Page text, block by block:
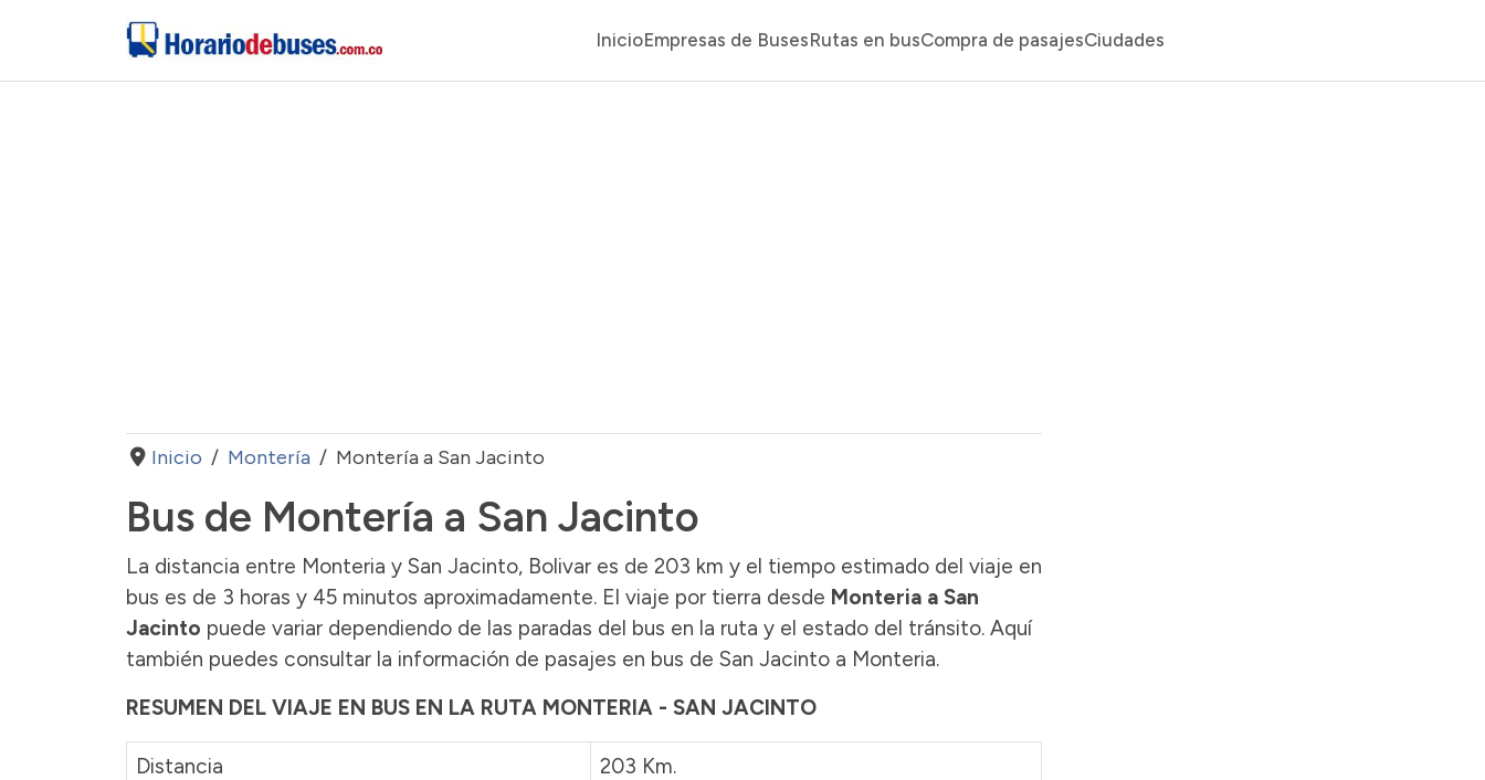
InicioEmpresas de BusesRutas en busCompra de pasajesCiudades
Inicio Montería Montería a San Jacinto
Bus de Montería a San Jacinto
La distancia entre Monteria y San Jacinto, Bolivar es de 203 km y el tiempo estimado del viaje en
bus es de 3 horas y 45 minutos aproximadamente. El viaje por tierra desde Monteria a San
Jacinto puede variar dependiendo de las paradas del bus en la ruta y el estado del tránsito. Aquí
también puedes consultar la información de pasajes en bus de San Jacinto a Monteria.
RESUMEN DEL VIAJE EN BUS EN LA RUTA MONTERIA - SAN JACINTO
Distancia
203 Km.